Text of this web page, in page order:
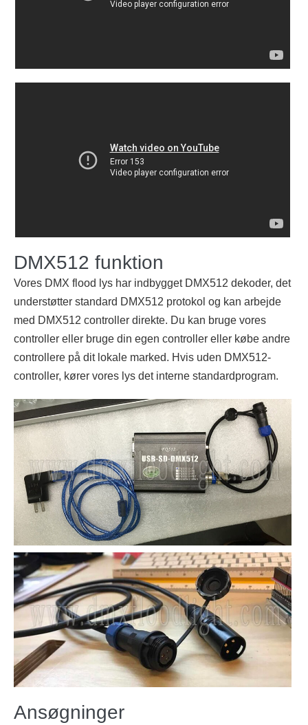
DMX512 funktion
Vores DMX flood lys har indbygget DMX512 dekoder, det
understøtter standard DMX512 protokol og kan arbejde
med DMX512 controller direkte. Du kan bruge vores
controller eller bruge din egen controller eller købe andre
controllere på dit lokale marked. Hvis uden DMX512-
controller, kører vores lys det interne standardprogram.
Ansøgninger